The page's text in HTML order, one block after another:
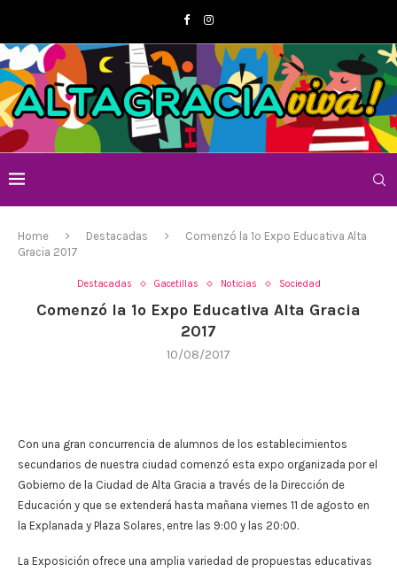
Home Destacadas
Comenzó la 1º Expo Educativa Alta
Gracia 2017
Destacadas Gacetillas Noticias Sociedad
Comenzó la 1º Expo Educativa Alta Gracia
2017
10/08/2017
Con una gran concurrencia de alumnos de los establecimientos
secundarios de nuestra ciudad comenzó esta expo organizada por el
Gobierno de la Ciudad de Alta Gracia a través de la Dirección de
Educación y que se extenderá hasta mañana viernes 11 de agosto en
la Explanada y Plaza Solares, entre las 9:00 y las 20:00.
La Exposición ofrece una amplia variedad de propuestas educativas